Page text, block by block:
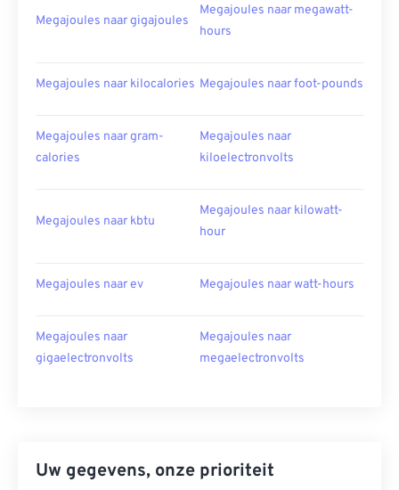
Megajoules naar gigajoules
Megajoules naar megawatt-
hours
Megajoules naar kilocalories Megajoules naar foot-pounds
Megajoules naar gram-
calories
Megajoules naar
kiloelectronvolts
Megajoules naar kbtu
Megajoules naar kilowatt-
hour
Megajoules naar ev Megajoules naar watt-hours
Megajoules naar
gigaelectronvolts
Megajoules naar
megaelectronvolts
Uw gegevens, onze prioriteit